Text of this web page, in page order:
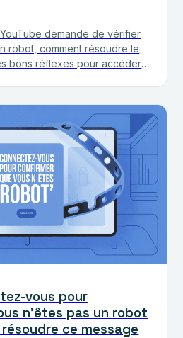
demande de vérifier
robot, comment résoudre le
bons réflexes pour accéder
vous pour
n’êtes pas un robot
ce message